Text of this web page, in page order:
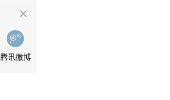
腾讯微博